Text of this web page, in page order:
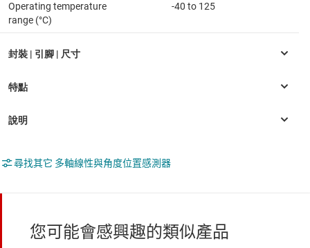
Operating temperature
range (°C)
-40 to 125
尋找其它 多軸線性與角度位置感測器
您可能會感興趣的類似產品